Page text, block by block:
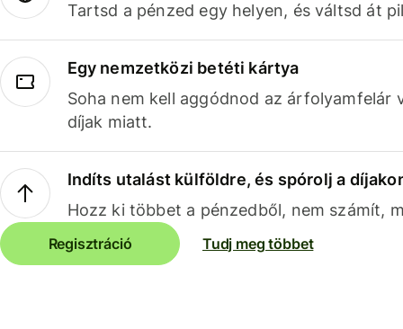
Tartsd a pénzed egy helyen, és váltsd át
Egy nemzetközi betéti kártya
Soha nem kell aggódnod az árfolyamfelár
díjak miatt.
Indíts utalást külföldre, és spórolj a
Hozz ki többet a pénzedből, nem számít,
Regisztráció Tudj meg többet